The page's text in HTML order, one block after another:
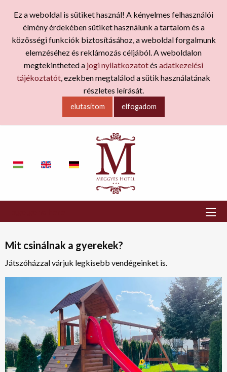
Ez a weboldal is sütiket használ! A kényelmes felhasználói
élmény érdekében sütiket használunk a tartalom és a
közösségi funkciók biztosításához, a weboldal forgalmunk
elemzéséhez és reklámozás céljából. A weboldalon
megtekintheted a jogi nyilatkozatotés adatkezelési
tájékoztatót, ezekben megtalálod a sütik használatának
részletes leírását.
elutasítom elfogadom
Mit csinálnak a gyerekek?
Játszóházzal várjuk legkisebb vendégeinket is.